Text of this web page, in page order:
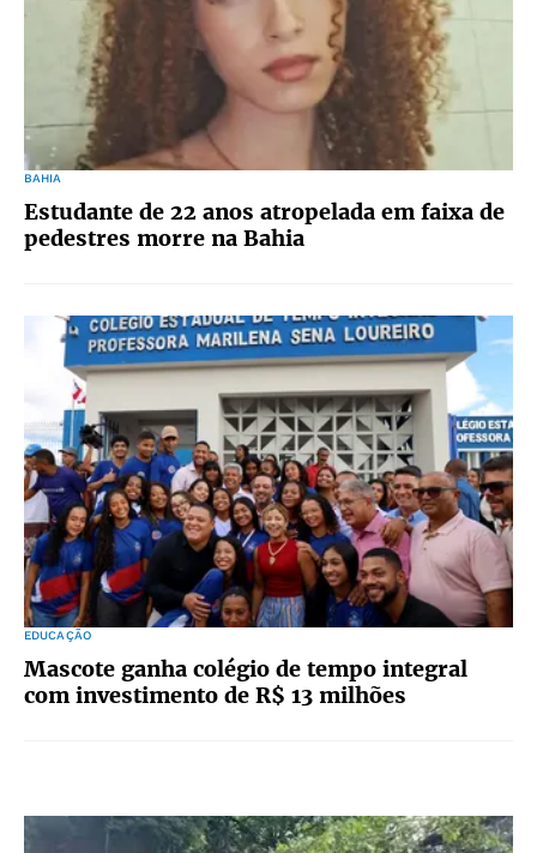
BAHIA
Estudante de 22 anos atropelada em faixa de
pedestres morre na Bahia
EDUCAÇÃO
Mascote ganha colégio de tempo integral
com investimento de R$ 13 milhões